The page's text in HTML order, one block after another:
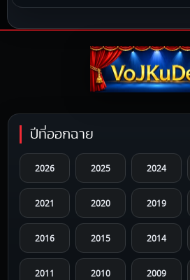
ปีที่ออกฉาย
2026 2025 2024
2021 2020 2019
2016 2015 2014
2011 2010 2009